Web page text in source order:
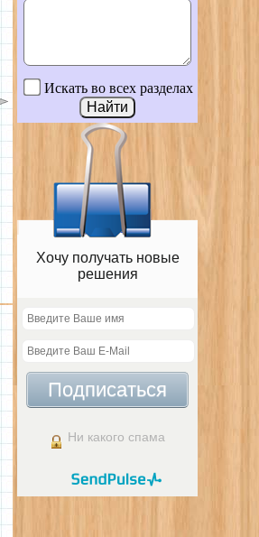
Искать во всех разделах
Хочу получать новые
решения
Подписаться
Ни какого спама